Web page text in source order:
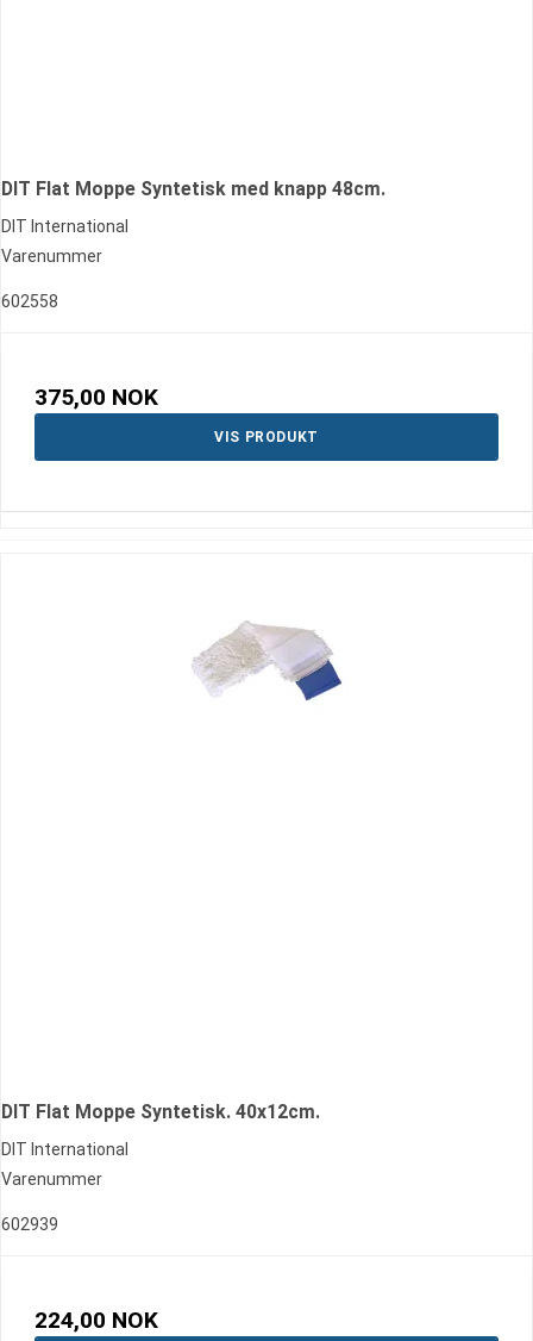
DIT Flat Moppe Syntetisk med knapp 48cm.
DIT International
Varenummer
602558
375,00 NOK
VIS PRODUKT
DIT Flat Moppe Syntetisk. 40x12cm.
DIT International
Varenummer
602939
224,00 NOK